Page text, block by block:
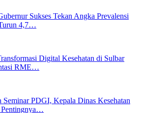
Sukses Tekan Angka Prevalensi
4,7…
Digital Kesehatan di Sulbar
RME…
Seminar PDGI, Kepala Dinas Kesehatan
Pentingnya…